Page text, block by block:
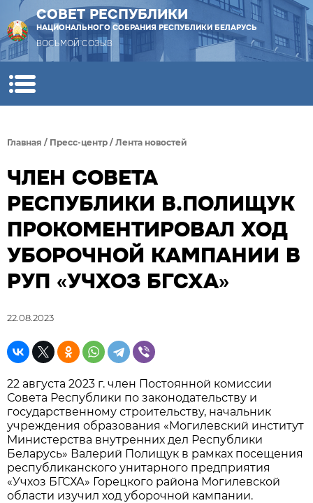
СОВЕТ РЕСПУБЛИКИ
НАЦИОНАЛЬНОГО СОБРАНИЯ РЕСПУБЛИКИ БЕЛАРУСЬ
ВОСЬМОЙ СОЗЫВ
Главная / Пресс-центр / Лента новостей
ЧЛЕН СОВЕТА
РЕСПУБЛИКИ В.ПОЛИЩУК
ПРОКОМЕНТИРОВАЛ ХОД
УБОРОЧНОЙ КАМПАНИИ В
РУП «УЧХОЗ БГСХА»
22.08.2023
22 августа 2023 г. член Постоянной комиссии
Совета Республики по законодательству и
государственному строительству, начальник
учреждения образования «Могилевский институт
Министерства внутренних дел Республики
Беларусь» Валерий Полищук в рамках посещения
республиканского унитарного предприятия
«Учхоз БГСХА» Горецкого района Могилевской
области изучил ход уборочной кампании.